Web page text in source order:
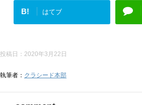
B! はてブ
投稿日： 2020年3月22日
執筆者： クラシード本部